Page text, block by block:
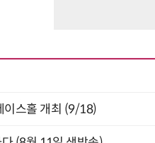
스홀 개최 (9/18)